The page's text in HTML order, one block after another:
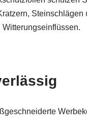
Steinschlägen
Witterungseinflüssen.